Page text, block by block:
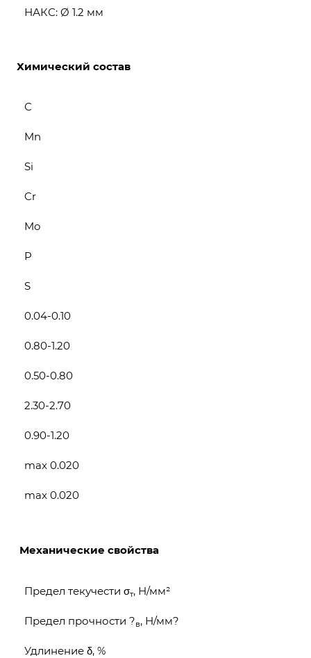
НАКС: Ø 1.2 мм
Химический состав
С
Mn
Si
Cr
Mo
P
S
0.04-0.10
0.80-1.20
0.50-0.80
2.30-2.70
0.90-1.20
max 0.020
max 0.020
Механические свойства
Предел текучести σт, Н/мм²
Предел прочности ?в, Н/мм?
Удлинение δ, %